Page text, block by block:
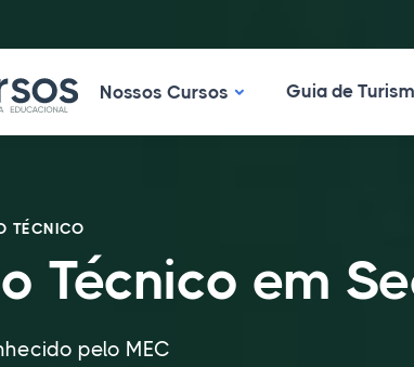
Nossos CursosNossos Cursos
Guia de
TÉCNICO
Técnico em
pelo MEC